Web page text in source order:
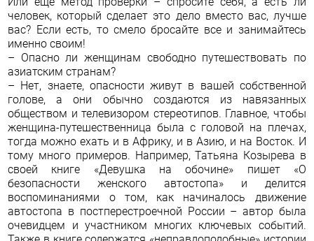
человек, который сделает это дело вместо вас, лучше
вас? Если есть, то смело бросайте все и занимайтесь
именно своим!
– Опасно ли женщинам свободно путешествовать по
азиатским странам?
– Нет, знаете, опасности живут в вашей собственной
голове, а они обычно создаются из навязанных
обществом и телевизором стереотипов. Главное, чтобы
женщина-путешественница была с головой на плечах,
тогда можно ехать и в Африку, и в Азию, и на Восток. И
тому много примеров. Например, Татьяна Козырева в
своей книге «Девушка на обочине» пишет «О
безопасности женского автостопа» и делится
воспоминаниями о том, как начиналось движение
автостопа в постперестроечной России – автор была
очевидцем и участником многих ключевых событий.